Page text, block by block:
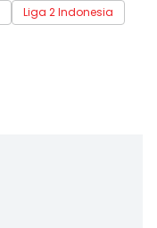
Liga 2 Indonesia